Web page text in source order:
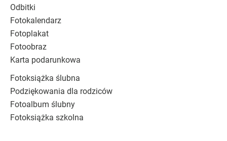
Odbitki
Fotokalendarz
Fotoplakat
Fotoobraz
Karta podarunkowa
Fotoksiążka ślubna
Podziękowania dla rodziców
Fotoalbum ślubny
Fotoksiążka szkolna